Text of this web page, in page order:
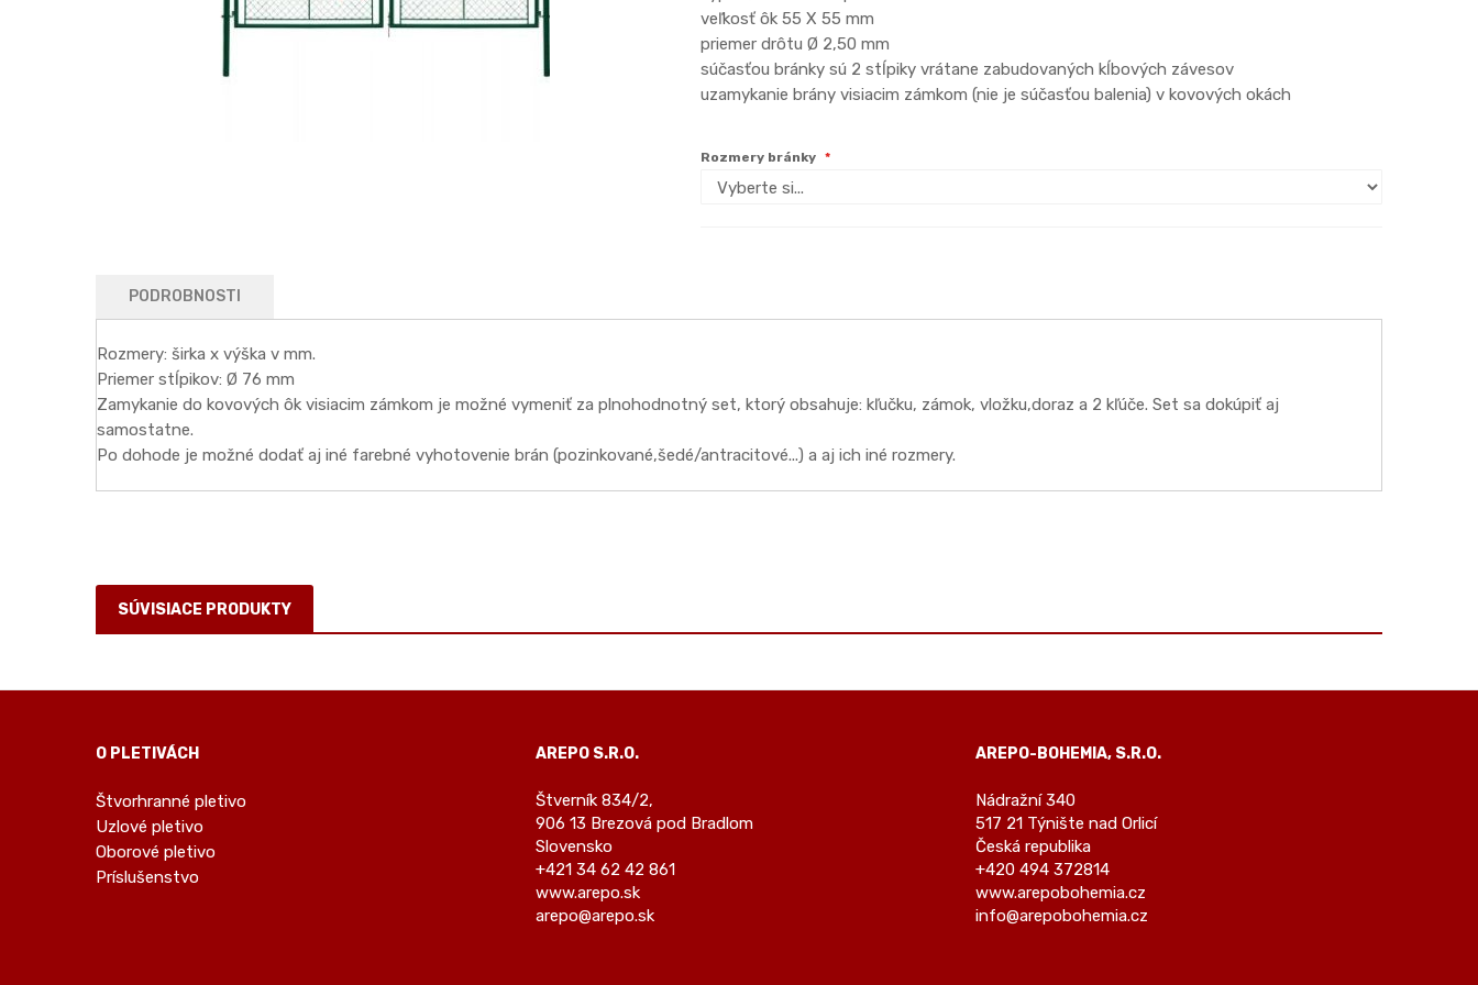
veľkosť ôk 55 X 55 mm
priemer drôtu Ø 2,50 mm
súčasťou bránky sú 2 stĺpiky vrátane zabudovaných kĺbových závesov
uzamykanie brány visiacim zámkom (nie je súčasťou balenia) v kovových okách
Rozmery bránky
imagesPODROBNOSTI
Rozmery: širka x výška v mm.
Priemer stĺpikov: Ø 76 mm
Zamykanie do kovových ôk visiacim zámkom je možné vymeniť za plnohodnotný set, ktorý obsahuje: kľučku, zámok, vložku,doraz a 2 kľúče. Set sa dokúpiť aj
samostatne.
Po dohode je možné dodať aj iné farebné vyhotovenie brán (pozinkované,šedé/antracitové...) a aj ich iné rozmery.
SÚVISIACE PRODUKTY
O PLETIVÁCH
Štvorhranné pletivo
Uzlové pletivo
Oborové pletivo
Príslušenstvo
AREPO S.R.O.
Štverník 834/2,
906 13 Brezová pod Bradlom
Slovensko
+421 34 62 42 861
www.arepo.sk
arepo@arepo.sk
AREPO-BOHEMIA, S.R.O.
Nádražní 340
517 21 Týnište nad Orlicí
Česká republika
+420 494 372814
www.arepobohemia.cz
info@arepobohemia.cz